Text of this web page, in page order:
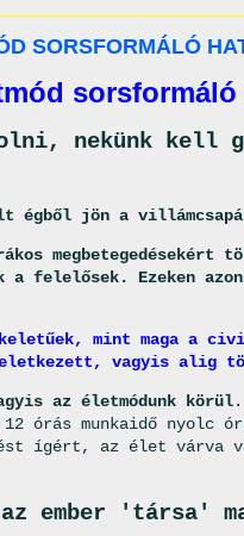
SORSFORMÁLÓ
sorsformáló
nekünk kell
égből jön a
megbetegedésekért
a felelősek. Ezeken
mint maga a
vagyis alig
az életmódunk körül
órás munkaidő nyolc
ígért, az élet várva
az ember 'társa'